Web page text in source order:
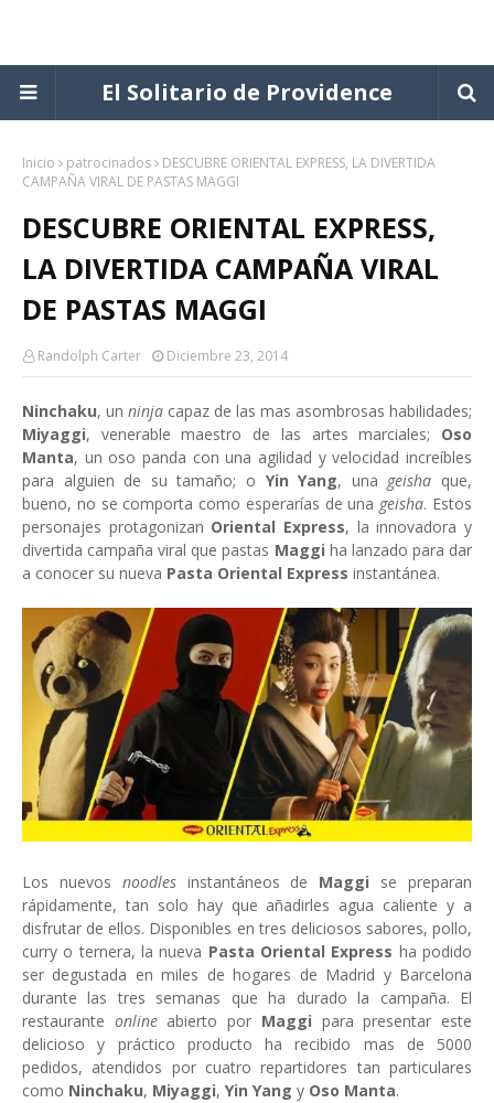
El Solitario de Providence
Inicio patrocinados
DESCUBRE ORIENTAL EXPRESS, LA DIVERTIDA
CAMPAÑA VIRAL DE PASTAS MAGGI
DESCUBRE ORIENTAL EXPRESS,
LA DIVERTIDA CAMPAÑA VIRAL
DE PASTAS MAGGI
Randolph Carter Diciembre 23, 2014
Ninchaku, un ninja capaz de las mas asombrosas habilidades;
Miyaggi, venerable maestro de las artes marciales; Oso
Manta, un oso panda con una agilidad y velocidad increíbles
para alguien de su tamaño; o Yin Yang, una geisha que,
bueno, no se comporta como esperarías de una geisha. Estos
personajes protagonizan Oriental Express, la innovadora y
divertida campaña viral que pastas Maggi ha lanzado para dar
a conocer su nueva Pasta Oriental Express instantánea.
Los nuevos noodles instantáneos de Maggi se preparan
rápidamente, tan solo hay que añadirles agua caliente y a
disfrutar de ellos. Disponibles en tres deliciosos sabores, pollo,
curry o ternera, la nueva Pasta Oriental Express ha podido
ser degustada en miles de hogares de Madrid y Barcelona
durante las tres semanas que ha durado la campaña. El
restaurante online abierto por Maggi para presentar este
delicioso y práctico producto ha recibido mas de 5000
pedidos, atendidos por cuatro repartidores tan particulares
como Ninchaku, Miyaggi, Yin Yang y Oso Manta.